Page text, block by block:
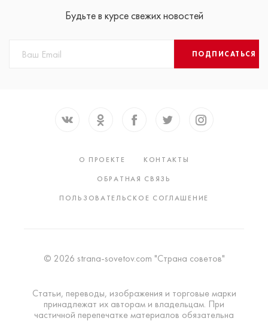
Будьте в курсе свежих новостей
ПОДПИСАТЬСЯ
О ПРОЕКТЕ
КОНТАКТЫ
ОБРАТНАЯ СВЯЗЬ
ПОЛЬЗОВАТЕЛЬСКОЕ СОГЛАШЕНИЕ
© 2026 strana-sovetov.com "Страна советов"
Статьи, переводы, изображения и торговые марки
принадлежат их авторам и владельцам. При
частичной перепечатке материалов обязательна